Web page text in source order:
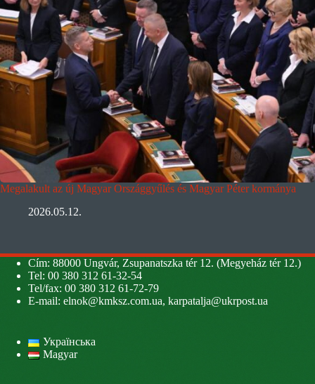
Megalakult az új Magyar Országgyűlés és Magyar Péter kormánya
2026.05.12.
Cím: 88000 Ungvár, Zsupanatszka tér 12. (Megyeház tér 12.)
Tel: 00 380 312 61-32-54
Tel/fax: 00 380 312 61-72-79
E-mail: elnok@kmksz.com.ua, karpatalja@ukrpost.ua
Українська
Magyar